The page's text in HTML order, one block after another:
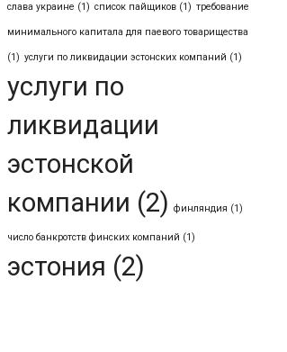
слава украине (1) список пайщиков (1) требование
минимального капитала для паевого товарищества
(1) услуги по ликвидации эстонских компаний (1)
услуги по
ликвидации
эстонской
компании (2) финляндия (1)
число банкротств финских компаний (1)
эстония (2)